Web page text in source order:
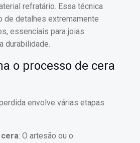
refratário. Essa técnica
de detalhes extremamente
essenciais para joias
durabilidade.
o processo de cera
envolve várias etapas
cera: O artesão ou o